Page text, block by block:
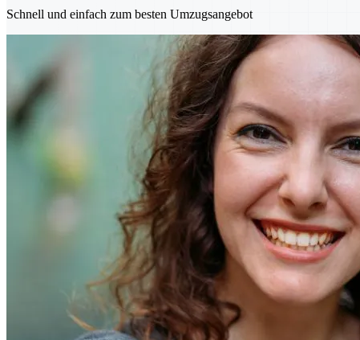
Schnell und einfach zum besten Umzugsangebot